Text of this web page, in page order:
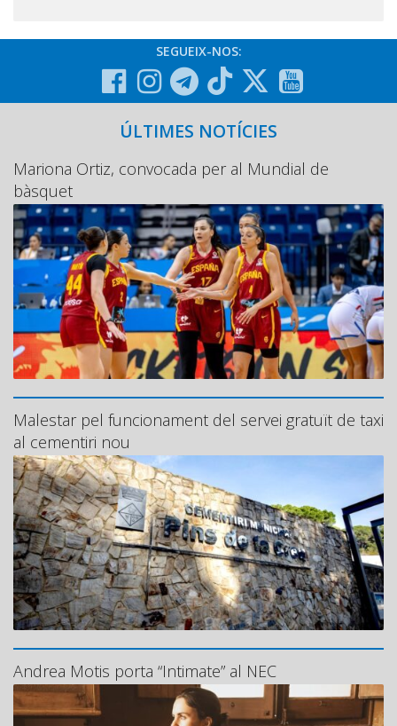
SEGUEIX-NOS:
ÚLTIMES NOTÍCIES
Mariona Ortiz, convocada per al Mundial de
bàsquet
Malestar pel funcionament del servei gratuït de taxi
al cementiri nou
Andrea Motis porta “Intimate” al NEC